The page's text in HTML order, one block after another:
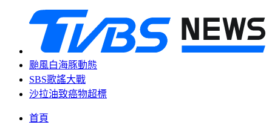
颱風白海豚動態
SBS歌謠大戰
沙拉油致癌物超標
首頁